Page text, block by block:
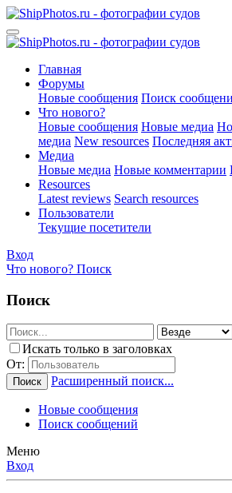
Главная
Форумы
Новые сообщения Поиск
Что нового?
Новые сообщения Новые медиа
медиа New resources Последняя
Медиа
Новые медиа Новые комментарии
Resources
Latest reviews Search resources
Пользователи
Текущие посетители
Вход
Что нового? Поиск
Поиск
Искать только в заголовках
От:
Поиск Расширенный поиск...
Новые сообщения
Поиск сообщений
Меню
Вход